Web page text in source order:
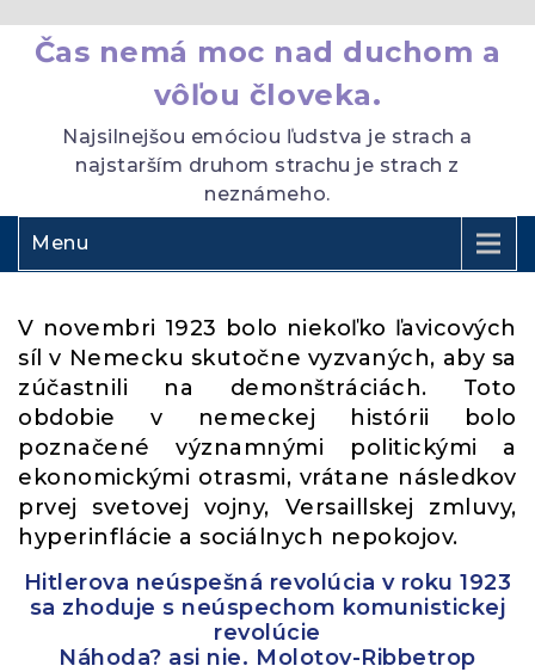
Čas nemá moc nad duchom a
vôľou človeka.
Najsilnejšou emóciou ľudstva je strach a
najstarším druhom strachu je strach z
neznámeho.
Menu
V novembri 1923 bolo niekoľko ľavicových
síl v Nemecku skutočne vyzvaných, aby sa
zúčastnili na demonštráciách. Toto
obdobie v nemeckej histórii bolo
poznačené významnými politickými a
ekonomickými otrasmi, vrátane následkov
prvej svetovej vojny, Versaillskej zmluvy,
hyperinflácie a sociálnych nepokojov.
Hitlerova neúspešná revolúcia v roku 1923
sa zhoduje s neúspechom komunistickej
revolúcie
Náhoda? asi nie. Molotov-Ribbetrop